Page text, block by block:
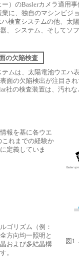
）のBaslerカメラ適用事
に、独自のマシンビジ
検査システムの他、太
、 システム、そしてソ
の欠陥検査
ムは、太陽電池ウエハ
面の欠陥検出が注目さ
社の検査装置は、汚れ
報を基に各ウエ
これまでの経験か
定義していま
ゴリズム（例：
方向均一照明と
および多結晶構
。
図1